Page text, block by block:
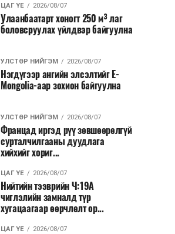
ЦАГ ҮЕ 2026/08/07
Улаанбаатарт хоногт 250 м³ лаг
боловсруулах үйлдвэр байгуулна
УЛСТӨР НИЙГЭМ 2026/08/07
Нэгдүгээр ангийн элсэлтийг E-
Mongolia-аар зохион байгуулна
УЛСТӨР НИЙГЭМ 2026/08/07
Францад иргэд рүү зөвшөөрөлгүй
сурталчилгааны дуудлага
хийхийг хориг...
ЦАГ ҮЕ 2026/08/07
Нийтийн тээврийн Ч:19А
чиглэлийн замналд түр
хугацаагаар өөрчлөлт ор...
ЦАГ ҮЕ 2026/08/07